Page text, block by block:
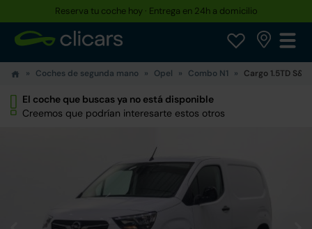
Reserva tu coche hoy · Entrega en 24h a domicilio
Coches de segunda mano Opel Combo N1 Cargo 1.5TD
El coche que buscas ya no está disponible
Creemos que podrían interesarte estos otros